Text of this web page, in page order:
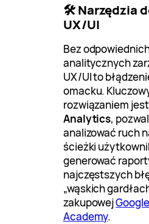
🛠️ Narzędzia
UX/UI
Bez
analitycznych
UX/UI to
omacku.
rozwiązaniem
Analytics,
analizować ruch
ścieżki
generować
najczęstszych
„wąskich
zakupowej
Academy.